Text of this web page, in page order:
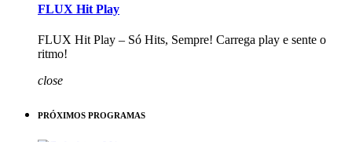
FLUX Hit Play
FLUX Hit Play – Só Hits, Sempre! Carrega play e sente o
ritmo!
close
PRÓXIMOS PROGRAMAS